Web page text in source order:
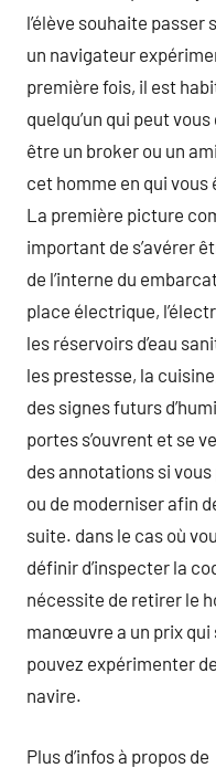
l’élève souhaite passer
un navigateur
première fois, il est
quelqu’un qui peut
être un broker ou un
cet homme en qui
La première picture
important de s’avérer
de l’interne du
place électrique,
les réservoirs d’eau
les prestesse, la
des signes futurs
portes s’ouvrent et se
des annotations si
ou de moderniser afin
suite. dans le cas où
définir d’inspecter la
nécessite de retirer le
manœuvre a un prix qui
pouvez expérimenter
navire.
Plus d’infos à propos de